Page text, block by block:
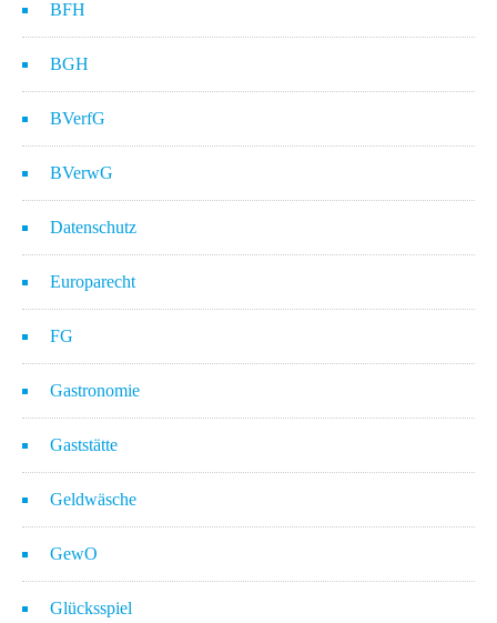
BFH
BGH
BVerfG
BVerwG
Datenschutz
Europarecht
FG
Gastronomie
Gaststätte
Geldwäsche
GewO
Glücksspiel